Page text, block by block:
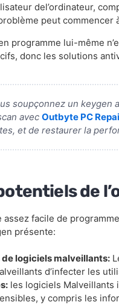
del’ordinateur,
peut commencer
programme lui-même
donc les solutions
soupçonnez un keygen
avec Outbyte PC
et de restaurer la
de
assez facile de
présente:
logiciels malveillants:
d’infecter les
les logiciels Malveillants
y compris les